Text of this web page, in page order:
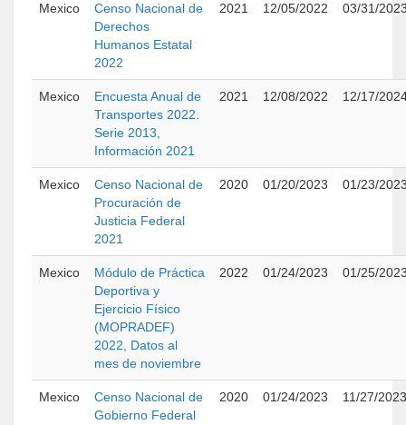
Mexico
Censo Nacional de
Derechos
Humanos Estatal
2022
2021 12/05/2022 03/31/
Mexico
Encuesta Anual de
Transportes 2022.
Serie 2013,
Información 2021
2021 12/08/2022 12/17/
Mexico
Censo Nacional de
Procuración de
Justicia Federal
2021
2020 01/20/2023 01/23/
Mexico
Módulo de Práctica
Deportiva y
Ejercicio Físico
(MOPRADEF)
2022, Datos al
mes de noviembre
2022 01/24/2023 01/25/
Mexico
Censo Nacional de
Gobierno Federal
2020 01/24/2023 11/27/2023